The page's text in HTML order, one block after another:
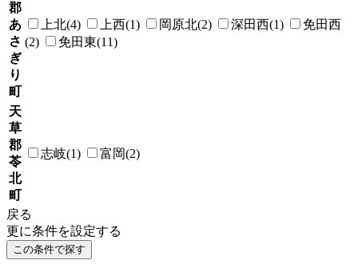
郡
あ
さ
ぎ
り
町
上北(4) 上西(1) 岡原北(2) 深田西(1)
免田西
(2)
免田東(11)
天
草
郡
苓
北
町
志岐(1) 富岡(2)
戻る
更に条件を設定する